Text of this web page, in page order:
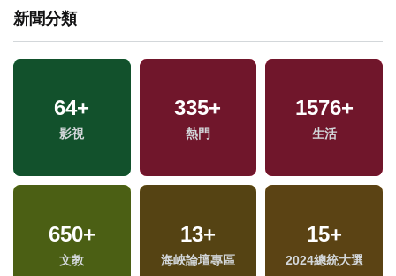
新聞分類
64+
影視
335+
熱門
1576+
生活
650+
文教
13+
海峽論壇專區
15+
2024總統大選